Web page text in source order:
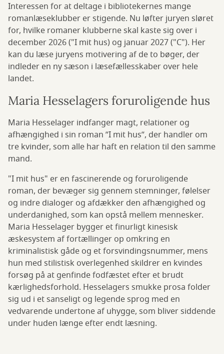
Interessen for at deltage i bibliotekernes mange
romanlæseklubber er stigende. Nu løfter juryen sløret
for, hvilke romaner klubberne skal kaste sig over i
december 2026 ("I mit hus) og januar 2027 ("C"). Her
kan du læse juryens motivering af de to bøger, der
indleder en ny sæson i læsefællesskaber over hele
landet.
Maria Hesselagers foruroligende hus
Maria Hesselager indfanger magt, relationer og
afhængighed i sin roman ”I mit hus”, der handler om
tre kvinder, som alle har haft en relation til den samme
mand.
"I mit hus" er en fascinerende og foruroligende
roman, der bevæger sig gennem stemninger, følelser
og indre dialoger og afdækker den afhængighed og
underdanighed, som kan opstå mellem mennesker.
Maria Hesselager bygger et finurligt kinesisk
æskesystem af fortællinger op omkring en
kriminalistisk gåde og et forsvindingsnummer, mens
hun med stilistisk overlegenhed skildrer en kvindes
forsøg på at genfinde fodfæstet efter et brudt
kærlighedsforhold. Hesselagers smukke prosa folder
sig ud i et sanseligt og legende sprog med en
vedvarende undertone af uhygge, som bliver siddende
under huden længe efter endt læsning.